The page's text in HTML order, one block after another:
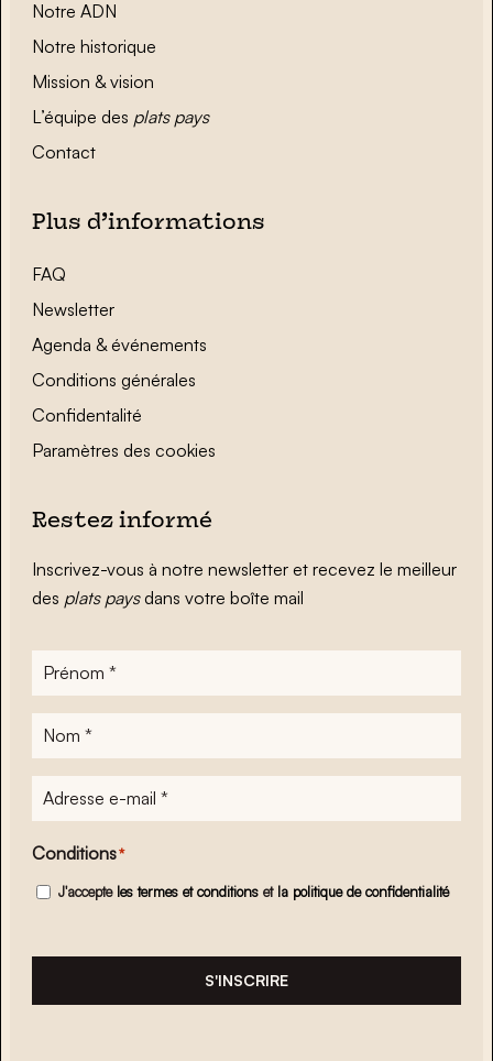
Notre ADN
Notre historique
Mission & vision
L’équipe des plats pays
Contact
Plus d’informations
FAQ
Newsletter
Agenda & événements
Conditions générales
Confidentalité
Paramètres des cookies
Restez informé
Inscrivez-vous à notre newsletter et recevez le meilleur
des plats paysdans votre boîte mail
Prénom
Nom
Adresse
e-
mail*
Conditions*
J'accepte les termes et conditions et la politique de confidentialité
S'INSCRIRE